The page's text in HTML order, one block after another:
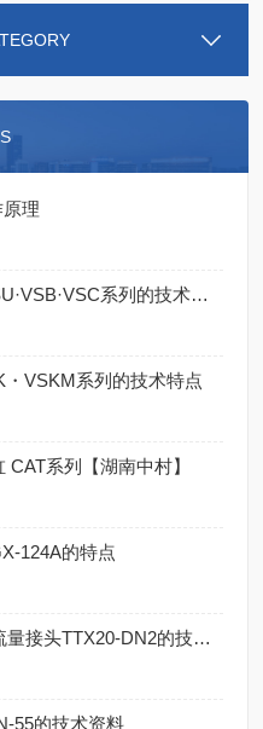
理
CKD喜开理发生器VSH·VSU·VSB·VSC系列的技术特点
VSKM系列的技术特点
系列【湖南中村】
124A的特点
史陶比尔STANAG3756大流量接头TTX20-DN2的技术特点
55的技术资料